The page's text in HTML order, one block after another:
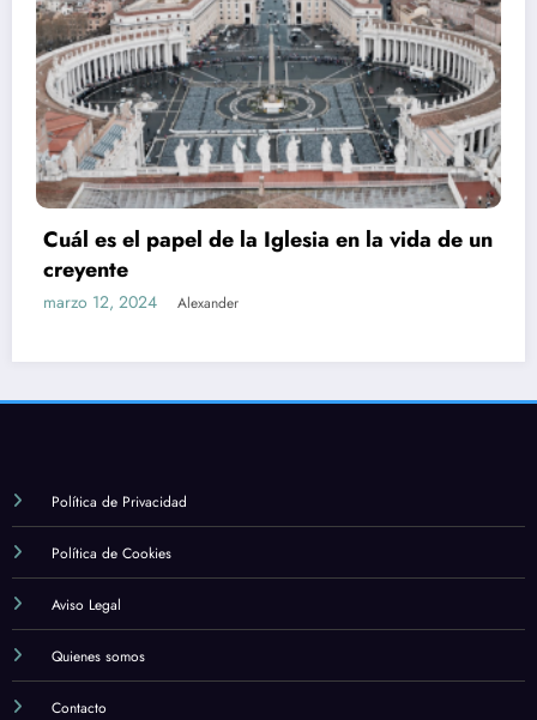
Cuál es el papel de la Iglesia en la vida de un
creyente
marzo 12, 2024 Alexander
Política de Privacidad
Política de Cookies
Aviso Legal
Quienes somos
Contacto